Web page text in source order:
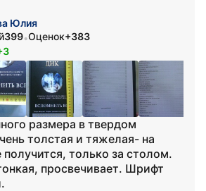
Юлия
399•Оценок+383
размера в твердом
толстая и тяжелая- на
получится, только за столом.
просвечивает. Шрифт